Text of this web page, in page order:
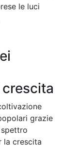
le luci
grazie
la crescita